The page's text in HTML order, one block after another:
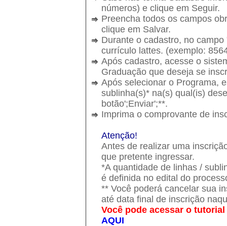
números) e clique em Seguir.
Preencha todos os campos
clique em Salvar.
Durante o cadastro, no
currículo lattes. (exemplo:
Após cadastro, acesse o
Graduação que deseja se
Após selecionar o Programa,
sublinha(s)* na(s) qual(is)
botão';Enviar';**.
Imprima o comprovante de
Atenção!
Antes de realizar uma
que pretente ingressar.
*A quantidade de linhas /
é definida no edital do
** Você poderá cancelar sua
até data final de inscrição
Você pode acessar o
AQUI